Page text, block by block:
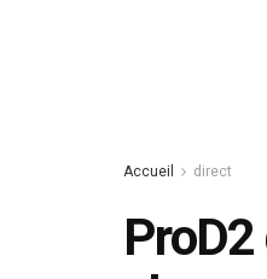
Accueil direct